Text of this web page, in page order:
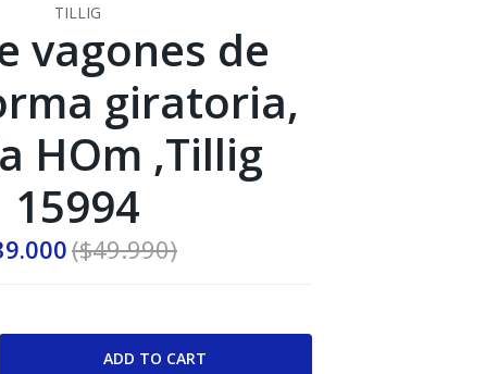
TILLIG
vagones de
giratoria,
HOm ,Tillig
15994
($49.990)